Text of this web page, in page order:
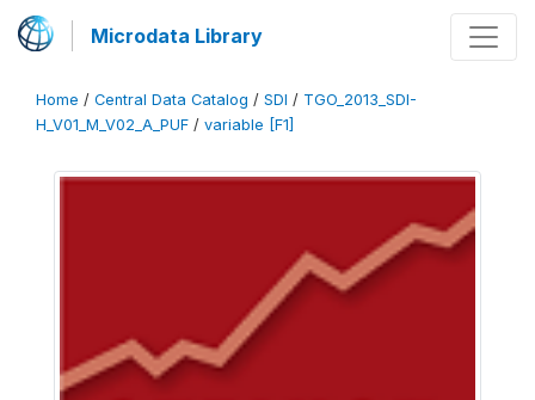
Microdata Library
Home / Central Data Catalog / SDI / TGO_2013_SDI-
H_V01_M_V02_A_PUF / variable [F1]